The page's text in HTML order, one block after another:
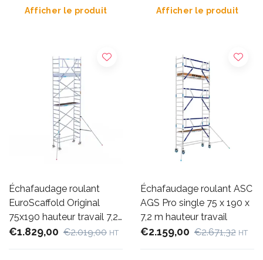
Afficher le produit Afficher le produit
Échafaudage roulant
EuroScaffold Original
75x190 hauteur travail 7,2
m
€1.829,00 €2.019,00 HT
Échafaudage roulant ASC
AGS Pro single 75 x 190 x
7,2 m hauteur travail
€2.159,00 €2.671,32 HT